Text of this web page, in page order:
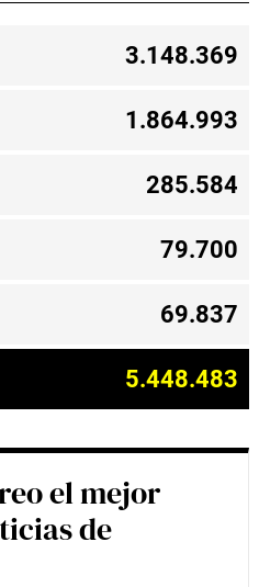
3.148.369
1.864.993
285.584
79.700
69.837
5.448.483
el mejor
de